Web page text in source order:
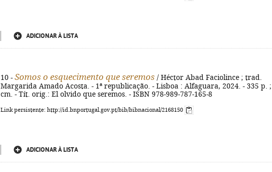
ADICIONAR À LISTA
10 - Somos o esquecimento que seremos / Héctor Abad Faciolince ; trad.
Margarida Amado Acosta. - 1ª republicação. - Lisboa : Alfaguara, 2024. - 335 p.
cm. - Tít. orig.: El olvido que seremos. - ISBN 978-989-787-165-8
Link persistente: http://id.bnportugal.gov.pt/bib/bibnacional/2168150
ADICIONAR À LISTA